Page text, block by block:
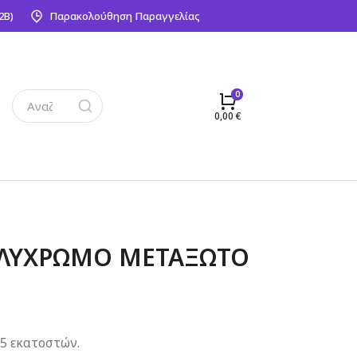
Παρακολούθηση Παραγγελίας
0,00€
ΜΕΤΑΞΩΤΟ
εκατοστών.